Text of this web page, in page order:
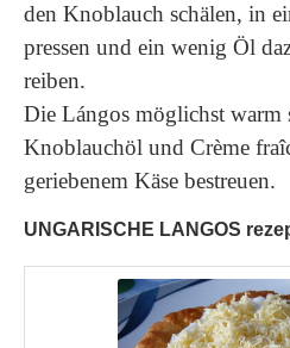
den Knoblauch schälen, in
pressen und ein wenig Öl
reiben.
Die Lángos möglichst warm
Knoblauchöl und Crème
geriebenem Käse bestreuen.
UNGARISCHE LANGOS